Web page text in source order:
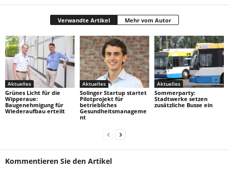
Verwandte Artikel Mehr vom Autor
Aktuelles
Grünes Licht für die
Wipperaue:
Baugenehmigung für
Wiederaufbau erteilt
Aktuelles
Solinger Startup startet
Pilotprojekt für
betriebliches
Gesundheitsmanageme
nt
Aktuelles
Sommerparty:
Stadtwerke setzen
zusätzliche Busse ein
Kommentieren Sie den Artikel